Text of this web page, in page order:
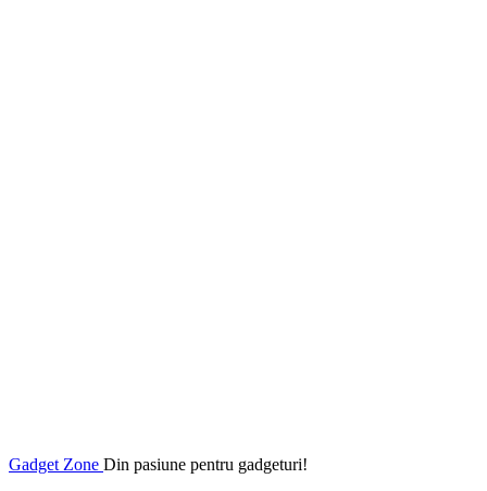
Gadget Zone Din pasiune pentru gadgeturi!